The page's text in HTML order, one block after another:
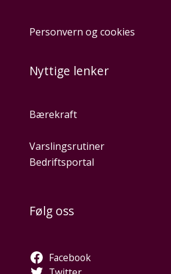
Personvern og cookies
Nyttige lenker
Bærekraft
Varslingsrutiner
Bedriftsportal
Følg oss
Facebook